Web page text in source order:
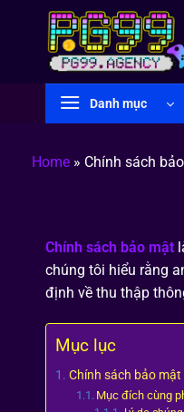
Danh mục
Home » Chính sách
Chính sách bảo mật
chúng tôi hiểu rằng
định về thu thập
Mục lục
Chính sách bảo
Mục đích cùng